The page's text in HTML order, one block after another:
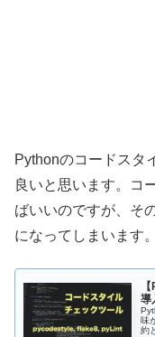
Pythonのコードスタ
良いと思います。コ
ばいいのですが、そ
になってしまいます。
導
味
約